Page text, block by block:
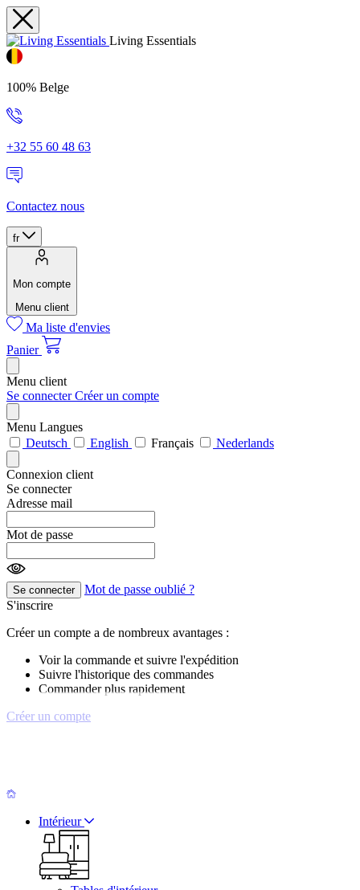
Living Essentials
100% Belge
+32 55 60 48 63
Contactez nous
fr
Mon compte
Menu client
Ma liste d'envies
Panier
Menu client
Se connecterCréer un compte
Menu Langues
Deutsch
English Français Nederlands
Connexion client
Se connecter
Adresse mail
Mot de passe
Se connecter
Mot de passe oublié ?
S'inscrire
Créer un compte a de nombreux avantages :
Voir la commande et suivre l'expédition
Suivre l'historique des commandes
Commander plus rapidement
Créer un compte
Intérieur